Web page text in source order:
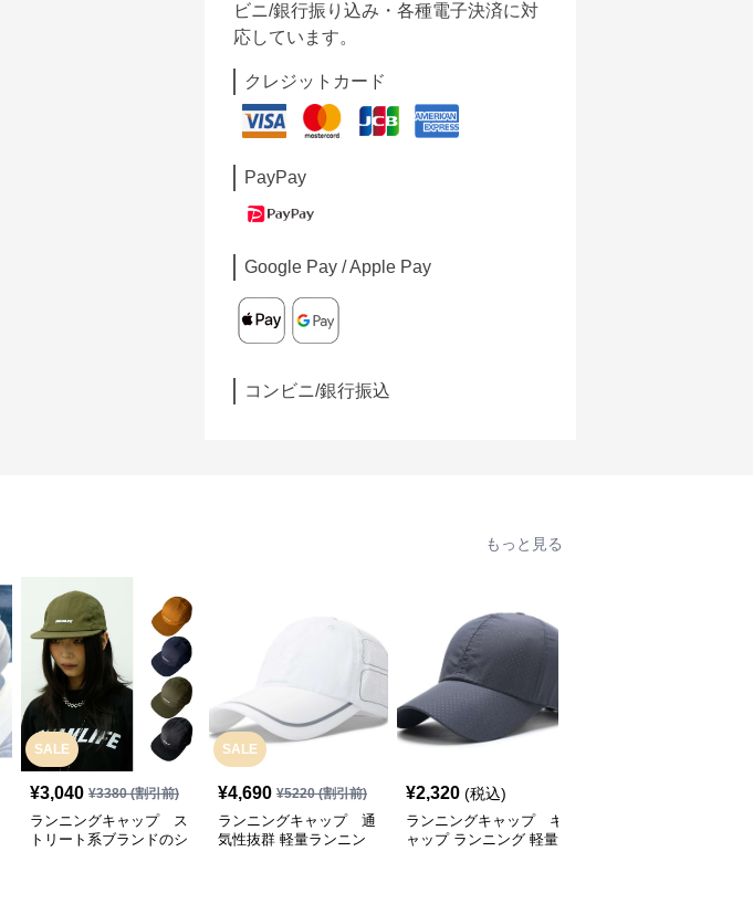
ビニ/銀行振り込み・各種電子決済に対
応しています。
クレジットカード
PayPay
Google Pay / Apple Pay
コンビニ/銀行振込
もっと見る
SALE
¥3,040 ¥3380(割引前)
ランニングキャップ ス
トリート系ブランドのシ
SALE
¥4,690 ¥5220(割引前)
ランニングキャップ 通
気性抜群 軽量ランニン
¥2,320 (税込)
ランニングキャップ キ
ャップ ランニング 軽量